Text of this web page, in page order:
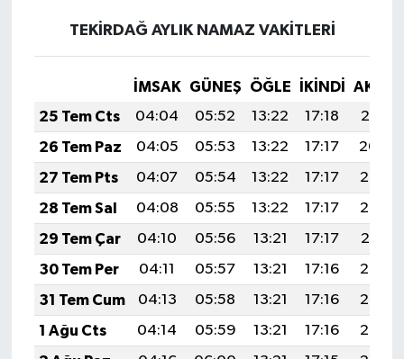
TEKİRDAĞ AYLIK NAMAZ VAKITLERI
İMSAK GÜNEŞ ÖĞLE İKINDI
25 Tem Cts
04:04 05:52 13:22 17:18
20:41
26 Tem Paz
04:05 05:53 13:22 17:17
20:40
27 Tem Pts
04:07 05:54 13:22 17:17
20:39
28 Tem Sal
04:08 05:55 13:22 17:17
20:38
29 Tem Çar
04:10 05:56 13:21 17:17
20:37
30 Tem Per
04:11 05:57 13:21 17:16
20:36
31 Tem Cum
04:13 05:58 13:21 17:16
20:35
1 Ağu Cts
04:14 05:59 13:21 17:16
20:34